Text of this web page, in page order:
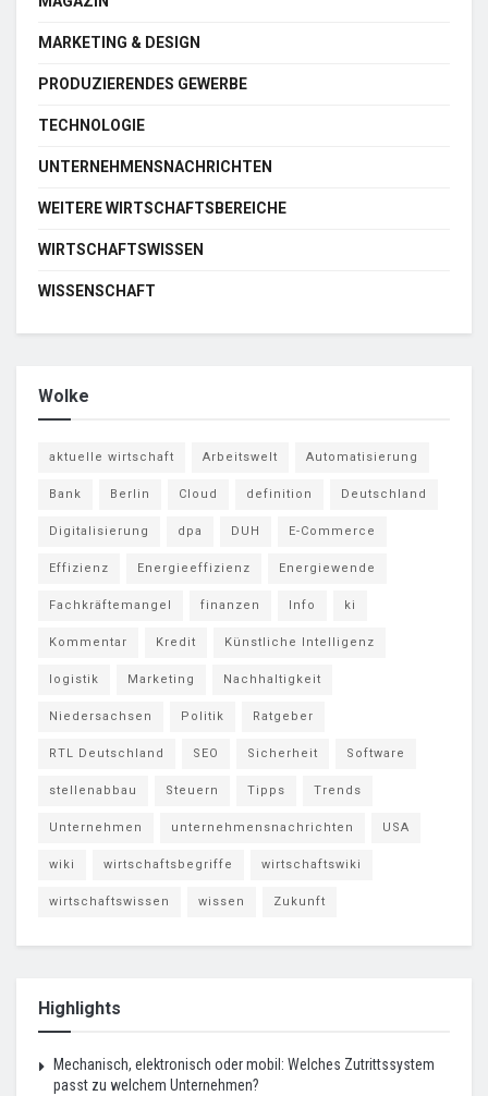
MARKETING & DESIGN
PRODUZIERENDES GEWERBE
TECHNOLOGIE
UNTERNEHMENSNACHRICHTEN
WEITERE WIRTSCHAFTSBEREICHE
WIRTSCHAFTSWISSEN
WISSENSCHAFT
Wolke
aktuelle wirtschaft Arbeitswelt Automatisierung
Bank Berlin Cloud definition Deutschland
Digitalisierung dpa DUH E-Commerce
Effizienz Energieeffizienz Energiewende
Fachkräftemangel finanzen Info ki
Kommentar Kredit Künstliche Intelligenz
logistik Marketing Nachhaltigkeit
Niedersachsen Politik Ratgeber
RTL Deutschland SEO Sicherheit Software
stellenabbau Steuern Tipps Trends
Unternehmen unternehmensnachrichten USA
wiki wirtschaftsbegriffe wirtschaftswiki
wirtschaftswissen wissen Zukunft
Highlights
Mechanisch, elektronisch oder mobil: Welches Zutrittssystem
passt zu welchem Unternehmen?